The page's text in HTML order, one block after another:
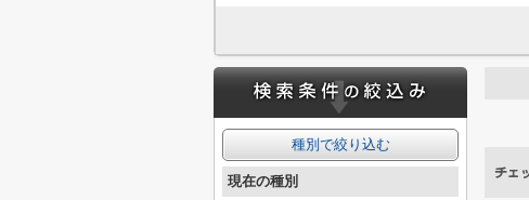
種別で絞り込む
現在の種別